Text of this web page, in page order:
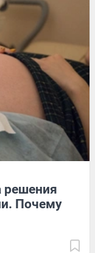
решения
Почему